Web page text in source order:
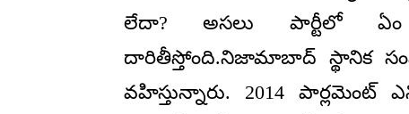
లేదా? అసలు పార్టీలో ఏం
దారితీస్తోంది.నిజామాబాద్ స్థానిక
వహిస్తున్నారు. 2014